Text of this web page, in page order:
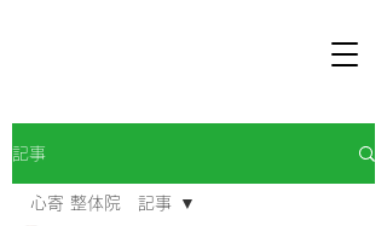
記事
心寄 整体院 記事